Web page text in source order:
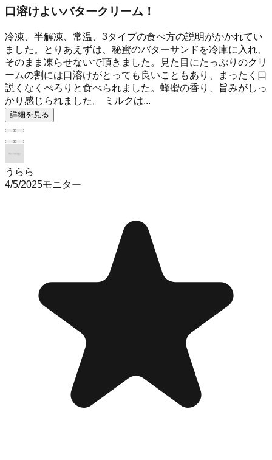
口溶けよいバタークリーム！
冷凍、半解凍、常温、3タイプの食べ方の説明がかかれてい
ました。とりあえずは、秘蜜のバターサンドを冷庫に入れ、
そのまま凍らせないで頂きました。見た目にたっぷりのクリ
ームの割には口溶けがとっても良いこともあり、まったく口
説くなくぺろりと食べられました。蜂蜜の香り、旨みがしっ
かり感じられました。 ミルクは...
詳細を見る
うらら
4/5/2025モニター